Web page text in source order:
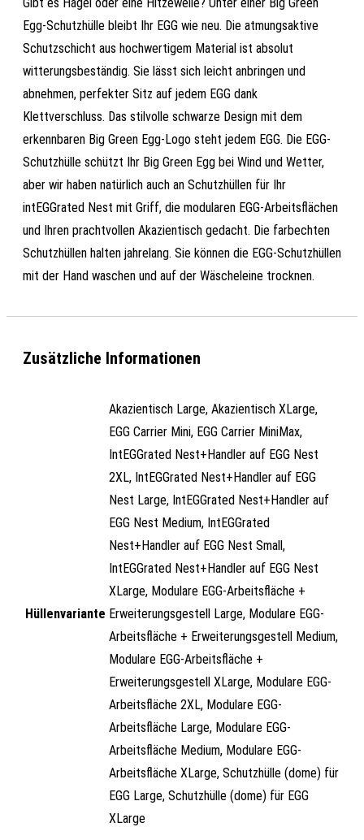
Egg-Schutzhülle bleibt Ihr EGG wie neu. Die atmungsaktive
Schutzschicht aus hochwertigem Material ist absolut
witterungsbeständig. Sie lässt sich leicht anbringen und
abnehmen, perfekter Sitz auf jedem EGG dank
Klettverschluss. Das stilvolle schwarze Design mit dem
erkennbaren Big Green Egg-Logo steht jedem EGG. Die EGG-
Schutzhülle schützt Ihr Big Green Egg bei Wind und Wetter,
aber wir haben natürlich auch an Schutzhüllen für Ihr
intEGGrated Nest mit Griff, die modularen EGG-Arbeitsflächen
und Ihren prachtvollen Akazientisch gedacht. Die farbechten
Schutzhüllen halten jahrelang. Sie können die EGG-Schutzhüllen
mit der Hand waschen und auf der Wäscheleine trocknen.
Zusätzliche Informationen
Hüllenvariante
Akazientisch Large, Akazientisch XLarge,
EGG Carrier Mini, EGG Carrier MiniMax,
IntEGGrated Nest+Handler auf EGG Nest
2XL, IntEGGrated Nest+Handler auf EGG
Nest Large, IntEGGrated Nest+Handler auf
EGG Nest Medium, IntEGGrated
Nest+Handler auf EGG Nest Small,
IntEGGrated Nest+Handler auf EGG Nest
XLarge, Modulare EGG-Arbeitsfläche +
Erweiterungsgestell Large, Modulare EGG-
Arbeitsfläche + Erweiterungsgestell Medium,
Modulare EGG-Arbeitsfläche +
Erweiterungsgestell XLarge, Modulare EGG-
Arbeitsfläche 2XL, Modulare EGG-
Arbeitsfläche Large, Modulare EGG-
Arbeitsfläche Medium, Modulare EGG-
Arbeitsfläche XLarge, Schutzhülle (dome) für
EGG Large, Schutzhülle (dome) für EGG
XLarge